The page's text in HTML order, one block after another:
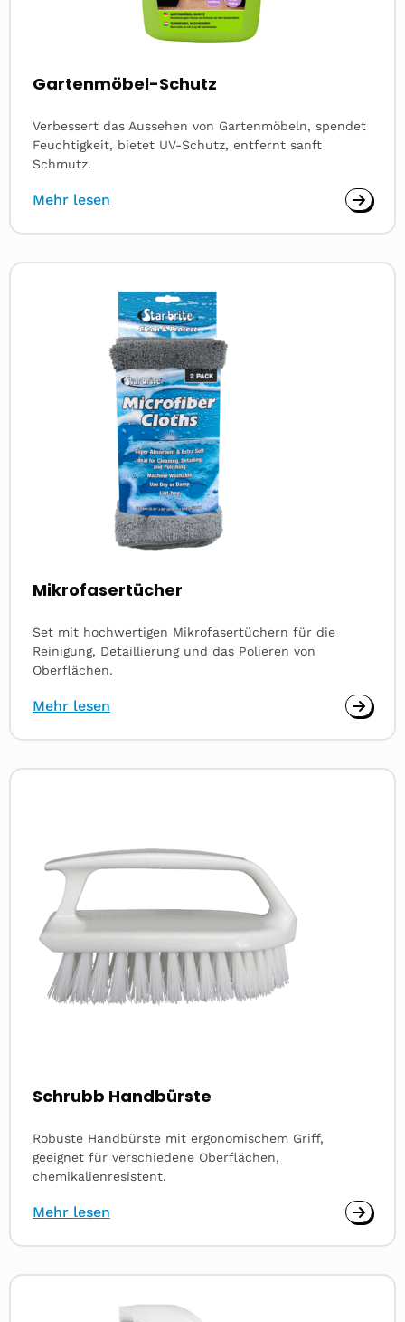
Gartenmöbel-Schutz
Verbessert das Aussehen von Gartenmöbeln, spendet
Feuchtigkeit, bietet UV-Schutz, entfernt sanft
Schmutz.
Mehr lesen
Mikrofasertücher
Set mit hochwertigen Mikrofasertüchern für die
Reinigung, Detaillierung und das Polieren von
Oberflächen.
Mehr lesen
Read
Schrubb Handbürste
Robuste Handbürste mit ergonomischem Griff,
geeignet für verschiedene Oberflächen,
chemikalienresistent.
Mehr lesen
Read
Read